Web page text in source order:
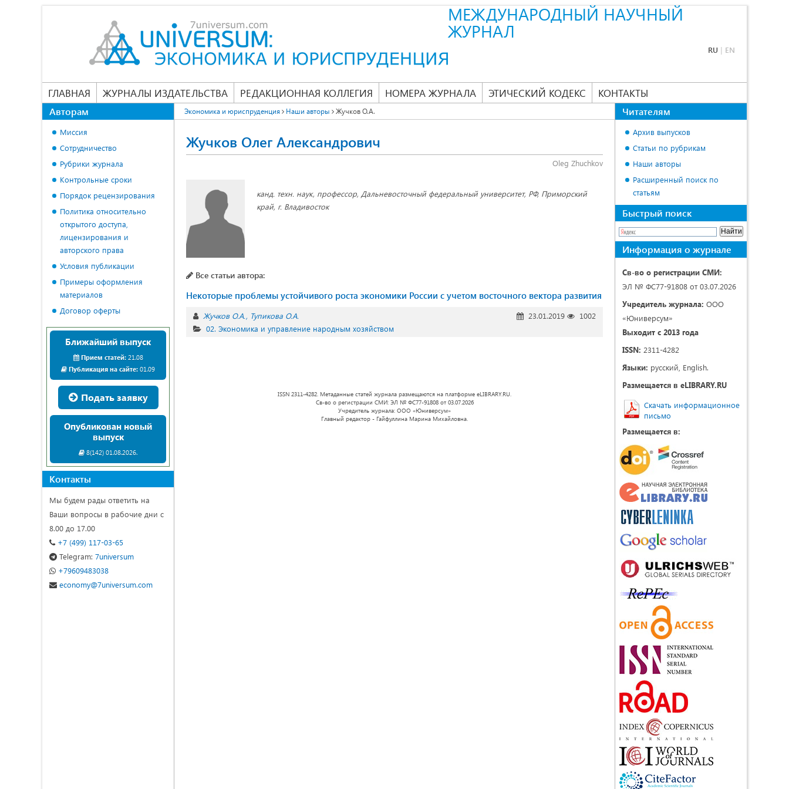
МЕЖДУНАРОДНЫЙ НАУЧНЫЙ
ЖУРНАЛ
RU | EN
ГЛАВНАЯ ЖУРНАЛЫ ИЗДАТЕЛЬСТВА РЕДАКЦИОННАЯ КОЛЛЕГИЯ НОМЕРА ЖУРНАЛА ЭТИЧЕСКИЙ КОДЕКС КОНТАКТЫ
Экономика и юриспруденция Наши авторы Жучков О.А.
Жучков Олег Александрович
Oleg Zhuchkov
канд. техн. наук, профессор, Дальневосточный федеральный университет, РФ, Приморский
край, г. Владивосток
Все статьи автора:
Некоторые проблемы устойчивого роста экономики России с учетом восточного вектора развития
Жучков О.А. Тупикова О.А. 23.01.2019
1002
02. Экономика и управление народным хозяйством
ISSN 2311-4282. Метаданные статей журнала размещаются на платформе eLIBRARY.RU.
Св-во о регистрации СМИ: ЭЛ № ФС77-91808 от 03.07.2026
Учредитель журнала: ООО «Юниверсум»
Главный редактор - Гайфуллина Марина Михайловна.
Авторам
Миссия
Сотрудничество
Рубрики журнала
Контрольные сроки
Порядок рецензирования
Политика относительно
открытого доступа,
лицензирования и
авторского права
Условия публикации
Примеры оформления
материалов
Договор оферты
Ближайший выпуск
Прием статей:21.08
Публикация на сайте: 01.09
Подать заявку
Опубликован новый
выпуск
8(142) 01.08.2026.
Контакты
Мы будем рады ответить на
Ваши вопросы в рабочие дни с
8.00 до 17.00
+7 (499) 117-03-65
Telegram: 7universum
+79609483038
economy@7universum.com
Читателям
Архив выпусков
Статьи по рубрикам
Наши авторы
Расширенный поиск по
статьям
Быстрый поиск
Информация о журнале
Св-во о регистрации СМИ:
ЭЛ № ФС77-91808 от 03.07.2026
Учредитель журнала: ООО
«Юниверсум»
Выходит с 2013 года
ISSN: 2311-4282
Языки: русский, English.
Размещается в eLIBRARY.RU
Скачать информационное
письмо
Размещается в: